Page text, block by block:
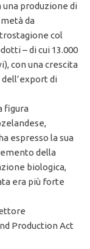
produzione di
da
col
– di cui 13.000
con una crescita
di
figura
espresso la sua
della
biologica,
era più forte
Production Act